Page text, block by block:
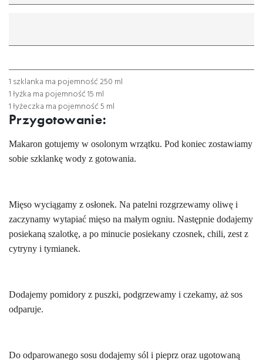
łyżeczka łyżka szklanka
1 szklanka ma pojemność 250 ml
1 łyżka ma pojemność 15 ml
1 łyżeczka ma pojemność 5 ml
Przygotowanie:
Makaron gotujemy w osolonym wrzątku. Pod koniec zostawiamy
sobie szklankę wody z gotowania.
Mięso wyciągamy z osłonek. Na patelni rozgrzewamy oliwę i
zaczynamy wytapiać mięso na małym ogniu. Następnie dodajemy
posiekaną szalotkę, a po minucie posiekany czosnek, chili, zest z
cytryny i tymianek.
Dodajemy pomidory z puszki, podgrzewamy i czekamy, aż sos
odparuje.
Do odparowanego sosu dodajemy sól i pieprz oraz ugotowaną